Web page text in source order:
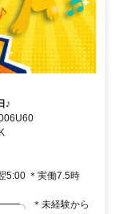
♪
5:00 ＊実働7.5時
＊未経験から